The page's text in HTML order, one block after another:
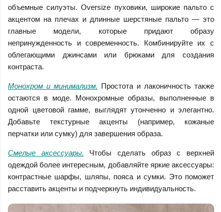
объемные силуэты. Oversize пуховики, широкие пальто с
акцентом на плечах и длинные шерстяные пальто — это
главные модели, которые придают образу
непринужденность и современность. Комбинируйте их с
облегающими джинсами или брюками для создания
контраста.
Монохром и минимализм. Простота и лаконичность также
остаются в моде. Монохромные образы, выполненные в
одной цветовой гамме, выглядят утонченно и элегантно.
Добавьте текстурные акценты (например, кожаные
перчатки или сумку) для завершения образа.
Смелые аксессуары.
Чтобы сделать образ с верхней
одеждой более интересным, добавляйте яркие аксессуары:
контрастные шарфы, шляпы, пояса и сумки. Это поможет
расставить акценты и подчеркнуть индивидуальность.